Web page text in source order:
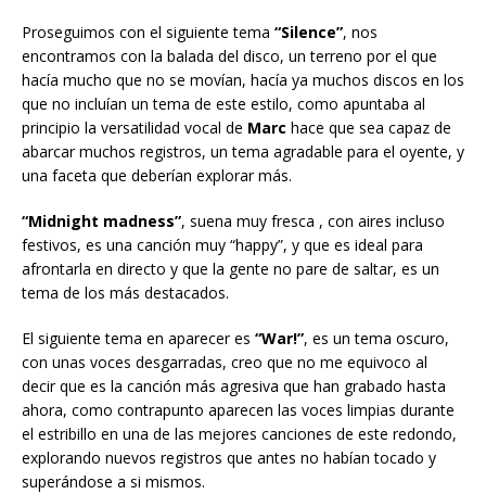
Proseguimos con el siguiente tema “Silence”, nos
encontramos con la balada del disco, un terreno por el que
hacía mucho que no se movían, hacía ya muchos discos en los
que no incluían un tema de este estilo, como apuntaba al
principio la versatilidad vocal de Marc hace que sea capaz de
abarcar muchos registros, un tema agradable para el oyente, y
una faceta que deberían explorar más.
“Midnight madness”, suena muy fresca , con aires incluso
festivos, es una canción muy “happy”, y que es ideal para
afrontarla en directo y que la gente no pare de saltar, es un
tema de los más destacados.
El siguiente tema en aparecer es “War!”, es un tema oscuro,
con unas voces desgarradas, creo que no me equivoco al
decir que es la canción más agresiva que han grabado hasta
ahora, como contrapunto aparecen las voces limpias durante
el estribillo en una de las mejores canciones de este redondo,
explorando nuevos registros que antes no habían tocado y
superándose a si mismos.